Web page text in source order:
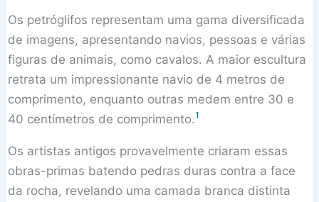
Os petróglifos representam uma gama diversificada
de imagens, apresentando navios, pessoas e várias
figuras de animais, como cavalos. A maior escultura
retrata um impressionante navio de 4 metros de
comprimento, enquanto outras medem entre 30 e
40 centímetros de comprimento.1
Os artistas antigos provavelmente criaram essas
obras-primas batendo pedras duras contra a face
da rocha, revelando uma camada branca distinta